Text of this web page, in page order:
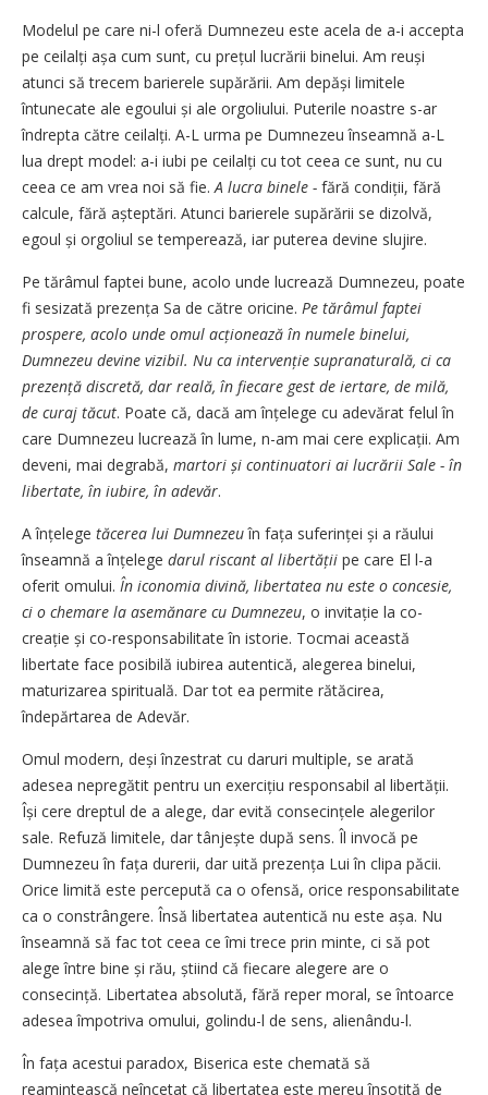
Modelul pe care ni-l oferă Dumnezeu este acela de a-i accepta
pe ceilalți așa cum sunt, cu prețul lucrării binelui. Am reuși
atunci să trecem barierele supărării. Am depăși limitele
întunecate ale egoului și ale orgoliului. Puterile noastre s-ar
îndrepta către ceilalți. A-L urma pe Dumnezeu înseamnă a-L
lua drept model: a-i iubi pe ceilalți cu tot ceea ce sunt, nu cu
ceea ce am vrea noi să fie.A lucra binele - fără condiții, fără
calcule, fără așteptări. Atunci barierele supărării se dizolvă,
egoul și orgoliul se temperează, iar puterea devine slujire.
Pe tărâmul faptei bune, acolo unde lucrează Dumnezeu, poate
fi sesizată prezența Sa de către oricine. Pe tărâmul faptei
prospere, acolo unde omul acționează în numele binelui,
Dumnezeu devine vizibil. Nu ca intervenție supranaturală, ci ca
prezență discretă, dar reală, în fiecare gest de iertare, de milă,
de curaj tăcut. Poate că, dacă am înțelege cu adevărat felul în
care Dumnezeu lucrează în lume, n-am mai cere explicații. Am
deveni, mai degrabă, martori și continuatori ai lucrării Sale - în
libertate, în iubire, în adevăr.
A înțelege tăcerea lui Dumnezeuîn fața suferinței și a răului
înseamnă a înțelege darul riscant al libertății pe care El l-a
oferit omului. În iconomia divină, libertatea nu este o concesie,
ci o chemare la asemănare cu Dumnezeu, o invitație la co-
creație și co-responsabilitate în istorie. Tocmai această
libertate face posibilă iubirea autentică, alegerea binelui,
maturizarea spirituală. Dar tot ea permite rătăcirea,
îndepărtarea de Adevăr.
Omul modern, deși înzestrat cu daruri multiple, se arată
adesea nepregătit pentru un exercițiu responsabil al libertății.
Își cere dreptul de a alege, dar evită consecințele alegerilor
sale. Refuză limitele, dar tânjește după sens. Îl invocă pe
Dumnezeu în fața durerii, dar uită prezența Lui în clipa păcii.
Orice limită este percepută ca o ofensă, orice responsabilitate
ca o cons­trângere. Însă libertatea autentică nu este așa. Nu
înseamnă să fac tot ceea ce îmi trece prin minte, ci să pot
alege între bine și rău, știind că fiecare alegere are o
consecință. Libertatea absolută, fără reper moral, se întoarce
adesea împotriva omului, golindu-l de sens, alienându-l.
În fața acestui paradox, Biserica este chemată să
reamintească neîncetat că libertatea este mereu însoțită de